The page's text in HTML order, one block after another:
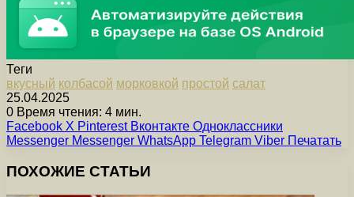
Теги
вкусный колбасой морковкой простой салат
25.04.2025
0 Время чтения: 4 мин.
Facebook X Pinterest Вконтакте Одноклассники
Messenger Messenger WhatsApp Telegram Viber Печатать
ПОХОЖИЕ СТАТЬИ